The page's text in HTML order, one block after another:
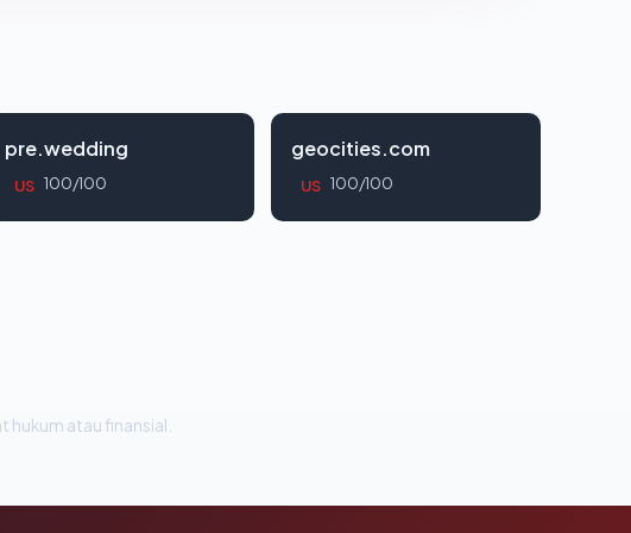
pre.wedding
US 100/100
geocities.com
US 100/100
hukum atau finansial.